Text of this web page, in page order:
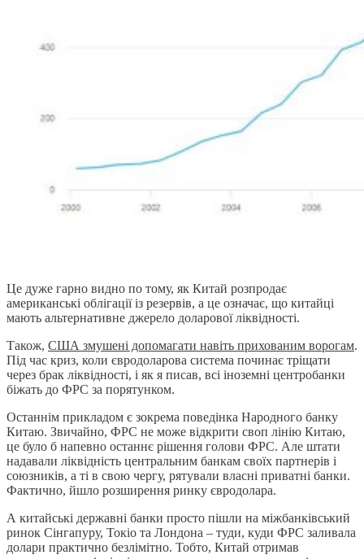
Це дуже гарно видно по тому, як Китай розпродає
американські облігації із резервів, а це означає, що китайці
мають альтернативне джерело доларової ліквідності.
Також, США змушені допомагати навіть прихованим ворогам.
Під час криз, коли євродоларова система починає тріщати
через брак ліквідності, і як я писав, всі іноземні центробанки
біжать до ФРС за порятунком.
Останнім прикладом є зокрема поведінка Народного банку
Китаю. Звичайно, ФРС не може відкрити своп лінію Китаю,
це було б напевно останнє рішення голови ФРС. Але штати
надавали ліквідність центральним банкам своїх партнерів і
союзників, а ті в свою чергу, рятували власні приватні банки.
Фактично, йшло розширення ринку євродолара.
А китайські державні банки просто пішли на міжбанківський
ринок Сінгапуру, Токіо та Лондона – туди, куди ФРС заливала
долари практично безлімітно. Тобто, Китай отримав